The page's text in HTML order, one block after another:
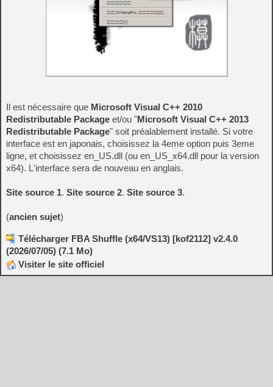
Il est nécessaire que Microsoft Visual C++ 2010
Redistributable Package et/ou "Microsoft Visual C++ 2013
Redistributable Package" soit préalablement installé. Si votre
interface est en japonais, choisissez la 4eme option puis 3eme
ligne, et choisissez en_US.dll (ou en_US_x64.dll pour la version
x64). L'interface sera de nouveau en anglais.
Site source 1. Site source 2. Site source 3.
(ancien sujet)
Télécharger FBA Shuffle (x64/VS13) [kof2112] v2.4.0
(2026/07/05) (7.1 Mo)
Visiter le site officiel